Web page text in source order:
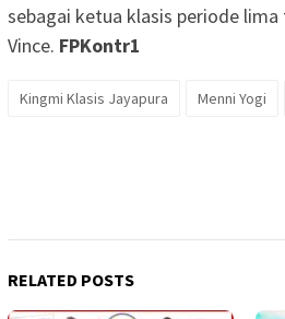
sebagai ketua klasis periode lima
Vince. FPKontr1
Kingmi Klasis Jayapura Menni Yogi
RELATED POSTS